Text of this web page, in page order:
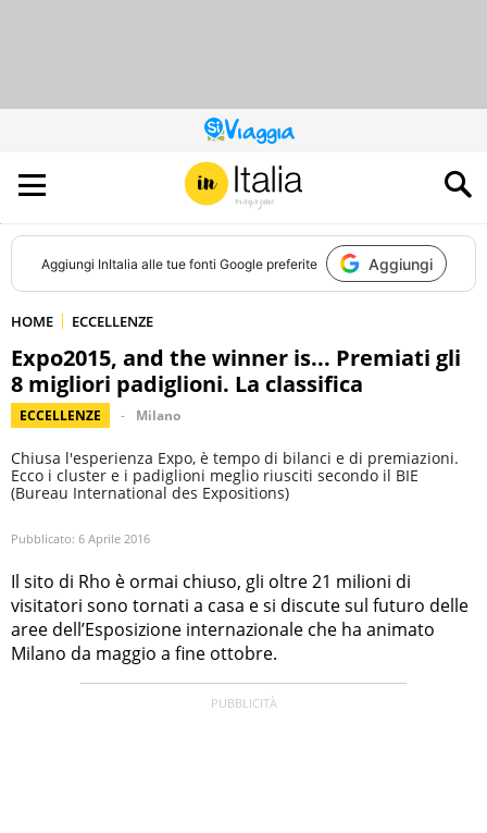
QUESTO
SITO
CONTRIBUISCE
ALL’AUDIENCE
DI
Aggiungi InItalia alle tue fonti Google preferite Aggiungi
HOME ECCELLENZE
Expo2015, and the winner is... Premiati gli
8 migliori padiglioni. La classifica
ECCELLENZE Milano
Chiusa l'esperienza Expo, è tempo di bilanci e di premiazioni.
Ecco i cluster e i padiglioni meglio riusciti secondo il BIE
(Bureau International des Expositions)
Pubblicato: 6 Aprile 2016
Il sito di Rho è ormai chiuso, gli oltre 21 milioni di
visitatori sono tornati a casa e si discute sul futuro delle
aree dell’Esposizione internazionale che ha animato
Milano da maggio a fine ottobre.